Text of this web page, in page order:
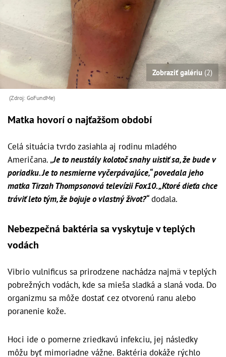
Zobraziť galériu (2)
(Zdroj: GoFundMe)
Matka hovorí o najťažšom období
Celá situácia tvrdo zasiahla aj rodinu mladého
Američana. „Je to neustály kolotoč snahy uistiť sa, že bude v
poriadku. Je to nesmierne vyčerpávajúce,“ povedala jeho
matka Tirzah Thompsonová televízii Fox10. „Ktoré dieťa chce
tráviť leto tým, že bojuje o vlastný život?“dodala.
Nebezpečná baktéria sa vyskytuje v teplých
vodách
Vibrio vulnificus sa prirodzene nachádza najmä v teplých
pobrežných vodách, kde sa mieša sladká a slaná voda. Do
organizmu sa môže dostať cez otvorenú ranu alebo
poranenie kože.
Hoci ide o pomerne zriedkavú infekciu, jej následky
môžu byť mimoriadne vážne. Baktéria dokáže rýchlo